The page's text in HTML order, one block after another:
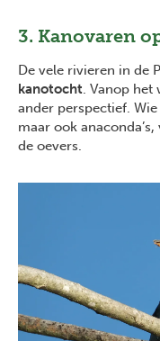
3. Kanovaren
De vele rivieren in de
kanotocht. Vanop het
ander perspectief.
maar ook
de oevers.